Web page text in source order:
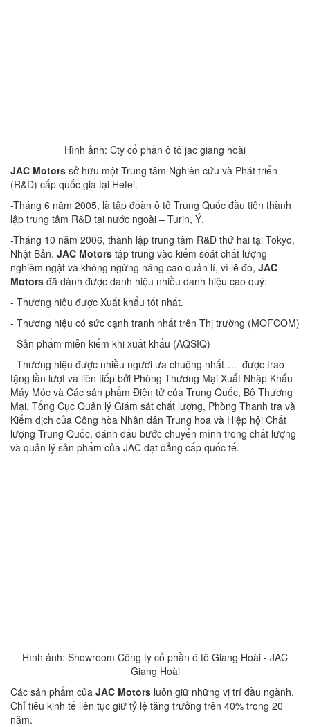
Hình ảnh: Cty cổ phần ô tô jac giang hoài
JAC Motors sở hữu một Trung tâm Nghiên cứu và Phát triển
(R&D) cấp quốc gia tại Hefei.
-Tháng 6 năm 2005, là tập đoàn ô tô Trung Quốc đầu tiên thành
lập trung tâm R&D tại nước ngoài – Turin, Ý.
-Tháng 10 năm 2006, thành lập trung tâm R&D thứ hai tại Tokyo,
Nhật Bản. JAC Motors tập trung vào kiểm soát chất lượng
nghiêm ngặt và không ngừng nâng cao quản lí, vì lẽ đó, JAC
Motors đã dành được danh hiệu nhiều danh hiệu cao quý:
- Thương hiệu được Xuất khẩu tốt nhất.
- Thương hiệu có sức cạnh tranh nhất trên Thị trường (MOFCOM)
- Sản phẩm miễn kiểm khi xuất khẩu (AQSIQ)
- Thương hiệu được nhiều người ưa chuộng nhất…. được trao
tặng lần lượt và liên tiếp bởi Phòng Thương Mại Xuất Nhập Khẩu
Máy Móc và Các sản phẩm Điện tử của Trung Quốc, Bộ Thương
Mại, Tổng Cục Quản lý Giám sát chất lượng, Phòng Thanh tra và
Kiểm dịch của Công hòa Nhân dân Trung hoa và Hiệp hội Chất
lượng Trung Quốc, đánh dấu bước chuyển mình trong chất lượng
và quản lý sản phẩm của JAC đạt đẳng cấp quốc tế.
Hình ảnh: Showroom Công ty cổ phần ô tô Giang Hoài - JAC
Giang Hoài
Các sản phẩm của JAC Motors luôn giữ những vị trí đầu ngành.
Chỉ tiêu kinh tế liên tục giữ tỷ lệ tăng trưởng trên 40% trong 20
năm.